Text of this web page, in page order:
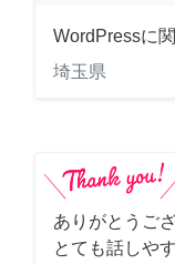
WordPressに
埼玉県
ありがとうご
とても話しや